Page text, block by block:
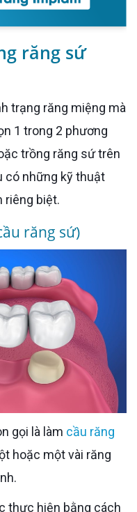
răng sứ
1 trong 2 phương
trồng răng sứ trên
có những kỹ thuật
riêng biệt.
răng sứ)
gọi là làm cầu răng
hoặc một vài răng